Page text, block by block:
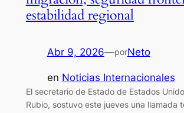
estabilidad regional
Abr 9, 2026—porNeto
en Noticias Internacionales
El secretario de Estado de Estados
Rubio, sostuvo este jueves una llamada